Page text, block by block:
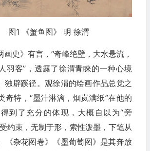
图1 《蟹鱼图》 明 徐渭
画史》有言，“奇峰绝壁，大水悬流，
羽客”，透露了徐渭青睐的一种心境
辟蹊径。观徐渭的绘画作品总觉之
奇特，“墨汁淋漓，烟岚满纸”在他的
到了充分的体现，大概自以为“旁
约束，无制于形，索性泼墨，下笔从
《杂花图卷》《墨葡萄图》是其奔放